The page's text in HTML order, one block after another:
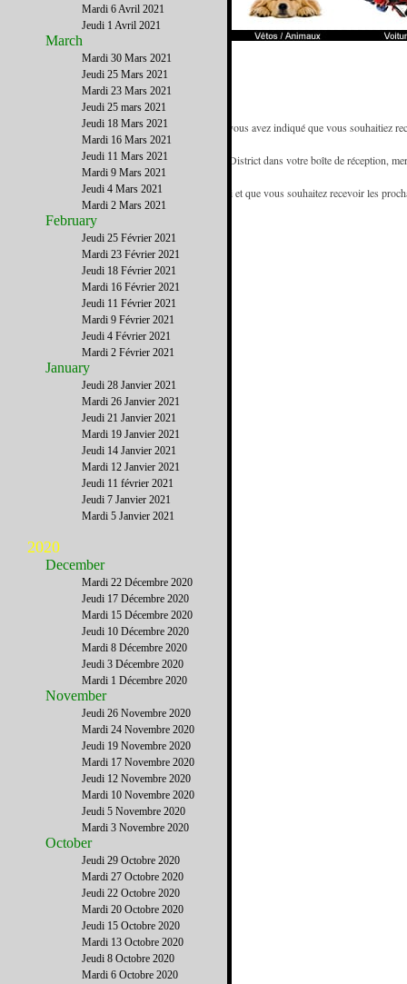
- Vous recevez la newsletter de French District car vous avez indiqué que vous souhaitiez
référence des francophones de Floride.
- Pour être certain de recevoir les emails de French District dans votre boîte de réception,
- Si vous recevez cette newsletter de la part d'un ami et que vous souhaitez recevoir les
www.FrenchDistrict.comgratuitement.
Mardi 6 Avril 2021
Jeudi 1 Avril 2021
March
Mardi 30 Mars 2021
Jeudi 25 Mars 2021
Mardi 23 Mars 2021
Jeudi 25 mars 2021
Jeudi 18 Mars 2021
Mardi 16 Mars 2021
Jeudi 11 Mars 2021
Mardi 9 Mars 2021
Jeudi 4 Mars 2021
Mardi 2 Mars 2021
February
Jeudi 25 Février 2021
Mardi 23 Février 2021
Jeudi 18 Février 2021
Mardi 16 Février 2021
Jeudi 11 Février 2021
Mardi 9 Février 2021
Jeudi 4 Février 2021
Mardi 2 Février 2021
January
Jeudi 28 Janvier 2021
Mardi 26 Janvier 2021
Jeudi 21 Janvier 2021
Mardi 19 Janvier 2021
Jeudi 14 Janvier 2021
Mardi 12 Janvier 2021
Jeudi 11 février 2021
Jeudi 7 Janvier 2021
Mardi 5 Janvier 2021
2020
December
Mardi 22 Décembre 2020
Jeudi 17 Décembre 2020
Mardi 15 Décembre 2020
Jeudi 10 Décembre 2020
Mardi 8 Décembre 2020
Jeudi 3 Décembre 2020
Mardi 1 Décembre 2020
November
Jeudi 26 Novembre 2020
Mardi 24 Novembre 2020
Jeudi 19 Novembre 2020
Mardi 17 Novembre 2020
Jeudi 12 Novembre 2020
Mardi 10 Novembre 2020
Jeudi 5 Novembre 2020
Mardi 3 Novembre 2020
October
Jeudi 29 Octobre 2020
Mardi 27 Octobre 2020
Jeudi 22 Octobre 2020
Mardi 20 Octobre 2020
Jeudi 15 Octobre 2020
Mardi 13 Octobre 2020
Jeudi 8 Octobre 2020
Mardi 6 Octobre 2020